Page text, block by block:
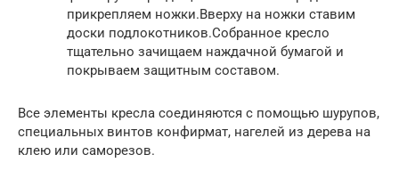
прикрепляем ножки.Вверху на ножки ставим
доски подлокотников.Собранное кресло
тщательно зачищаем наждачной бумагой и
покрываем защитным составом.
Все элементы кресла соединяются с помощью шурупов,
специальных винтов конфирмат, нагелей из дерева на
клею или саморезов.